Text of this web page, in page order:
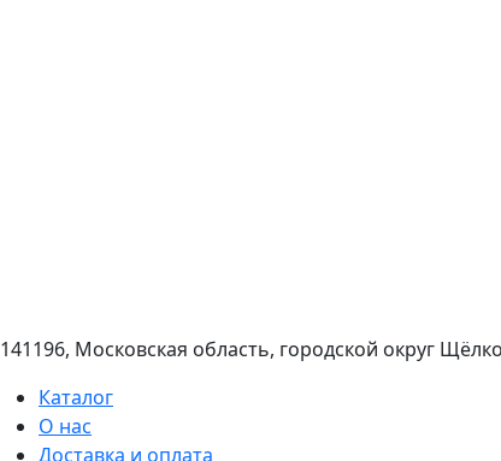
141196, Московская область, городской округ
Каталог
О нас
Доставка и оплата